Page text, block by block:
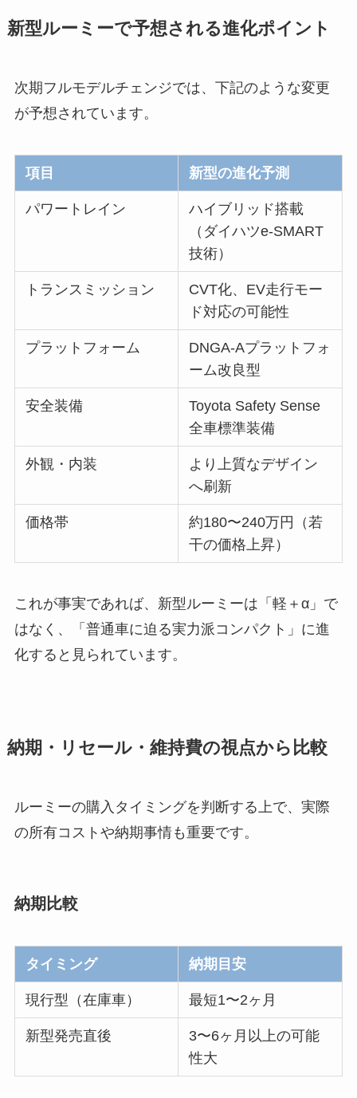
新型ルーミーで予想される進化ポイント
次期フルモデルチェンジでは、下記のような変更
が予想されています。
項目 新型の進化予測
パワートレイン
ハイブリッド搭載
（ダイハツe-SMART
技術）
トランスミッション
CVT化、EV走行モー
ド対応の可能性
プラットフォーム
DNGA-Aプラットフォ
ーム改良型
安全装備
Toyota Safety Sense
全車標準装備
外観・内装
より上質なデザイン
へ刷新
価格帯
約180〜240万円（若
干の価格上昇）
これが事実であれば、新型ルーミーは「軽＋α」で
はなく、「普通車に迫る実力派コンパクト」に進
化すると見られています。
納期・リセール・維持費の視点から比較
ルーミーの購入タイミングを判断する上で、実際
の所有コストや納期事情も重要です。
納期比較
タイミング 納期目安
現行型（在庫車） 最短1〜2ヶ月
新型発売直後
3〜6ヶ月以上の可能
性大